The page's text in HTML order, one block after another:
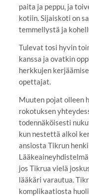
paita ja peppu, ja
kotiin. Sijaiskoti on
temmellystä ja
Tulevat tosi hyvin
kanssa ja ovatkin
herkkujen
opettajat.
Muuten pojat olleen
rokotuksen
todennäköisesti
kun nestettä alkoi
ansiosta Tikrun
jos Tikrua vielä
lääkäri varautua.
komplikaatiosta